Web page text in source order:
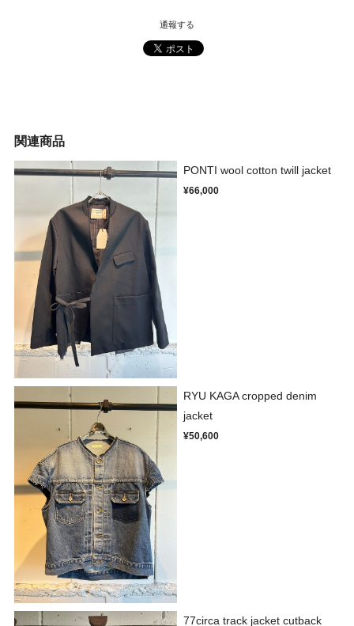
通報する
関連商品
PONTI wool cotton twill jacket
¥66,000
RYU KAGA cropped denim
jacket
¥50,600
77circa track jacket cutback